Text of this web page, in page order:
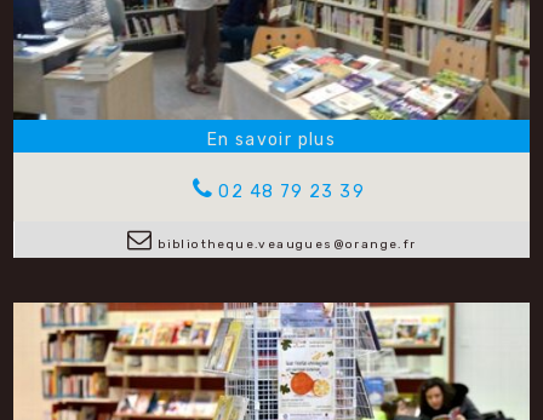
02 48 79 23 39
bibliotheque.veaugues@orange.fr